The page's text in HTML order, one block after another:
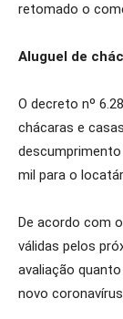
retomado o
Aluguel de
O decreto nº
chácaras e
descumprimento
mil para o
De acordo com
válidas pelos
avaliação
novo